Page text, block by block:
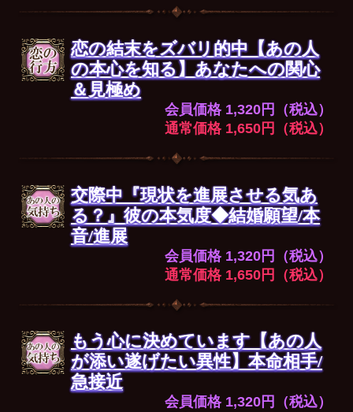
恋の結末をズバリ的中【あの人
の本心を知る】あなたへの関心
＆見極め
会員価格 1,320円（税込）
通常価格 1,650円（税込）
交際中『現状を進展させる気あ
る？』彼の本気度◆結婚願望/本
音/進展
会員価格 1,320円（税込）
通常価格 1,650円（税込）
もう心に決めています【あの人
が添い遂げたい異性】本命相手/
急接近
会員価格 1,320円（税込）